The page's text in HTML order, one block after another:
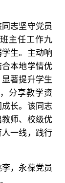
志坚守党员
主任工作九
生。主动响
本地学情优
著提升学生
分享教学资
长。该同志
师、校级优
一线，践行
，永葆党员